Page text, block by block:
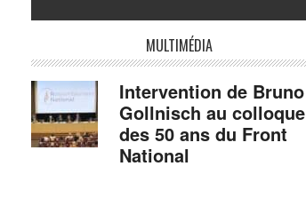
MULTIMÉDIA
Intervention de Bruno
Gollnisch au colloque
des 50 ans du Front
National